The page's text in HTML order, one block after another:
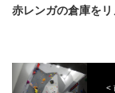
赤レンガの倉庫を
<